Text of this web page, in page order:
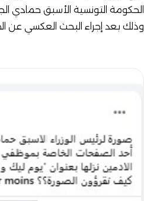
الحكومة التونسية الأسبق حمادي
وذلك بعد إجراء البحث العكسي عن